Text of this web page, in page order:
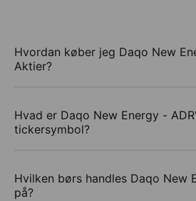
Hvordan køber jeg Daqo New
Aktier?
Hvad er Daqo New Energy -
tickersymbol?
Hvilken børs handles Daqo New
på?